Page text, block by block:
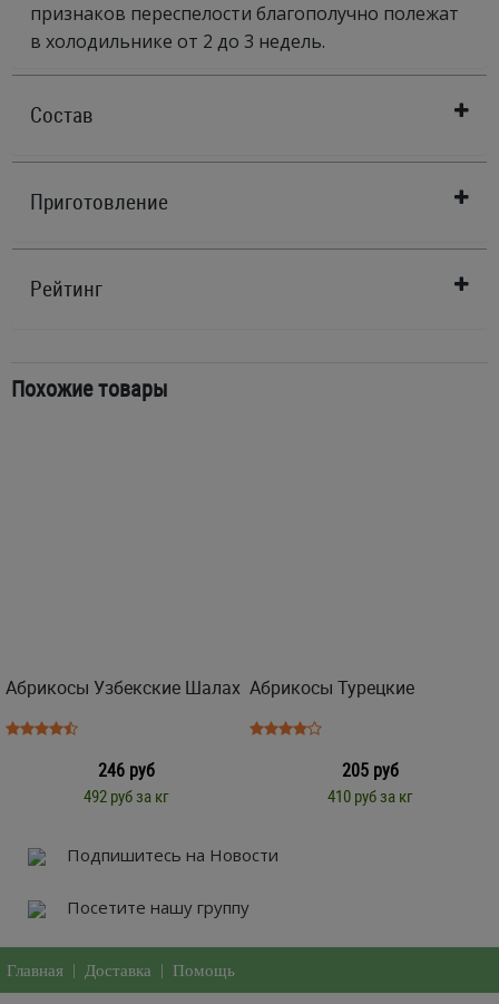
признаков переспелости благополучно полежат
в холодильнике от 2 до 3 недель.
Состав
Приготовление
Рейтинг
Похожие товары
Абрикосы Узбекские Шалах
246 руб
492 руб за кг
Абрикосы Турецкие
205 руб
410 руб за кг
Подпишитесь на Новости
Посетите нашу группу
Главная Доставка Помощь